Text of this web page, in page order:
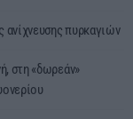
ανίχνευσης πυρκαγιών
στη «δωρεάν»